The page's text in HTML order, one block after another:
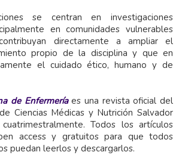
se centran en investigaciones
en comunidades vulnerables
directamente a ampliar el
propio de la disciplina y que en
el cuidado ético, humano y de
de Enfermeríaes una revista oficial del
Ciencias Médicas y Nutrición Salvador
Todos los artículos
access y gratuitos para que todos
puedan leerlos y descargarlos.